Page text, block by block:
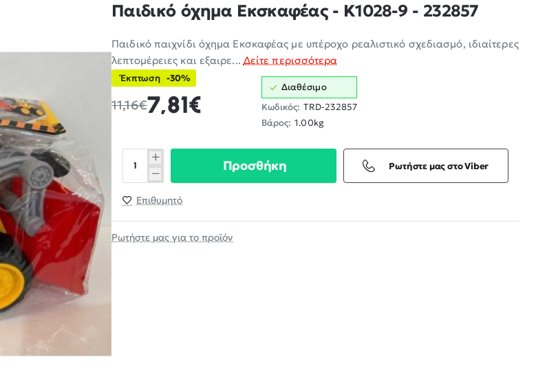
Παιδικό όχημα Εκσκαφέας - K1028-9 - 232857
Παιδικό παιχνίδι όχημα Εκσκαφέας με υπέροχο ρεαλιστικό σχεδιασμό, ιδιαίτερες
λεπτομέρειες και εξαιρε... Δείτε περισσότερα
Έκπτωση -30%
7,81€
11,16€
Διαθέσιμο
Κωδικός: TRD-232857
Βάρος: 1.00kg
Προσθήκη Ρωτήστε μας στο Viber
Επιθυμητό
Ρωτήστε μας για το προϊόν